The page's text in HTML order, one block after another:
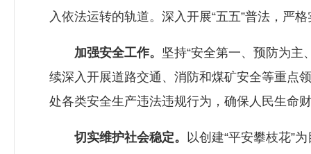
入依法运转的轨道。深入开展“五五”普法，严
加强安全工作。 坚持“安全第一、预防为
续深入开展道路交通、消防和煤矿安全等重点
处各类安全生产违法违规行为，确保人民生命
切实维护社会稳定。
以创建“平安攀枝花”